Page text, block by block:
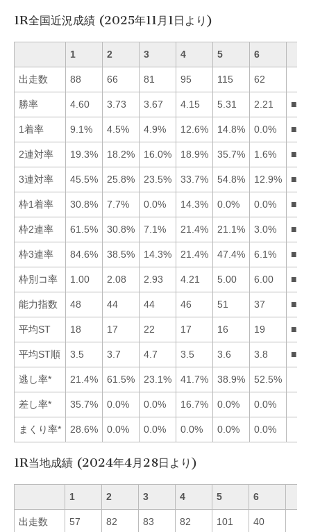
1R全国近況成績 (2025年11月1日より)
1 2 3 4 5 6
出走数 88 66 81 95 115 62
勝率 4.60 3.73 3.67 4.15 5.31 2.21
1着率 9.1% 4.5% 4.9% 12.6% 14.8% 0.0%
2連対率 19.3% 18.2% 16.0% 18.9% 35.7% 1.6%
3連対率 45.5% 25.8% 23.5% 33.7% 54.8% 12.9%
枠1着率 30.8% 7.7% 0.0% 14.3% 0.0% 0.0%
枠2連率 61.5% 30.8% 7.1% 21.4% 21.1% 3.0%
枠3連率 84.6% 38.5% 14.3% 21.4% 47.4% 6.1%
枠別コ率 1.00 2.08 2.93 4.21 5.00 6.00
能力指数 48 44 44 46 51 37
平均ST 18 17 22 17 16 19
平均ST順 3.5 3.7 4.7 3.5 3.6 3.8
逃し率* 21.4% 61.5% 23.1% 41.7% 38.9% 52.5%
差し率* 35.7% 0.0% 0.0% 16.7% 0.0% 0.0%
まくり率* 28.6% 0.0% 0.0% 0.0% 0.0% 0.0%
1R当地成績 (2024年4月28日より)
1 2 3 4 5 6
出走数 57 82 83 82 101 40